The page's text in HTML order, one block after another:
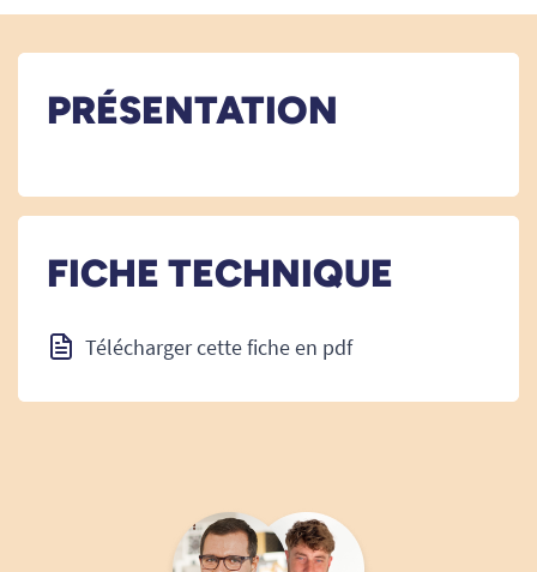
PRÉSENTATION
FICHE TECHNIQUE
Télécharger cette fiche en pdf